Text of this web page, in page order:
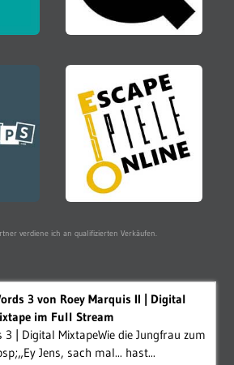
verdiene ich an qualifizierten Verkäufen.
3 von Roey Marquis II | Digital
im Full Stream
3 | Digital MixtapeWie die Jungfrau zum
Jens, sach mal... hast...